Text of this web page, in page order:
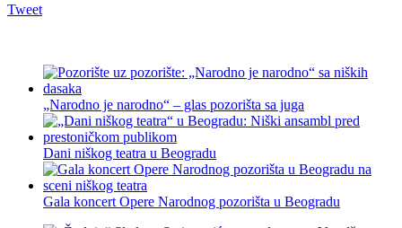
Tweet
„Narodno je narodno“ – glas pozorišta sa juga
Dani niškog teatra u Beogradu
Gala koncert Opere Narodnog pozorišta u Beogradu